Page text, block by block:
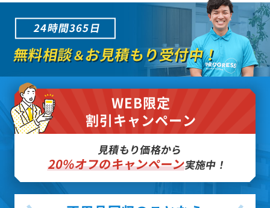
24時間365日
無料相談＆お見積もり受付中！
WEB限定
割引キャンペーン
見積もり価格から
20%オフのキャンペーン実施中！